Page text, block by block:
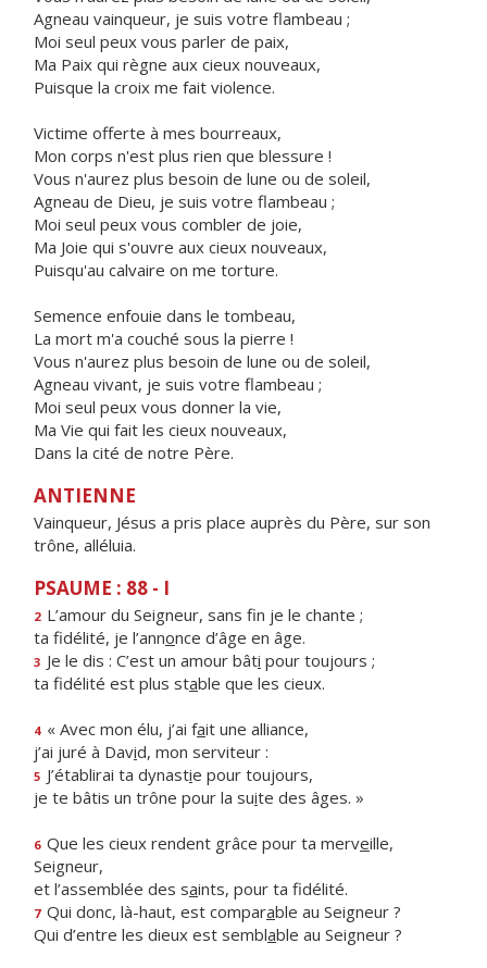
Agneau vainqueur, je suis votre flambeau ;
Moi seul peux vous parler de paix,
Ma Paix qui règne aux cieux nouveaux,
Puisque la croix me fait violence.
Victime offerte à mes bourreaux,
Mon corps n'est plus rien que blessure !
Vous n'aurez plus besoin de lune ou de soleil,
Agneau de Dieu, je suis votre flambeau ;
Moi seul peux vous combler de joie,
Ma Joie qui s'ouvre aux cieux nouveaux,
Puisqu'au calvaire on me torture.
Semence enfouie dans le tombeau,
La mort m'a couché sous la pierre !
Vous n'aurez plus besoin de lune ou de soleil,
Agneau vivant, je suis votre flambeau ;
Moi seul peux vous donner la vie,
Ma Vie qui fait les cieux nouveaux,
Dans la cité de notre Père.
ANTIENNE
Vainqueur, Jésus a pris place auprès du Père, sur son
trône, alléluia.
PSAUME : 88 - I
2 L’amour du Seigneur, sans fn je le chante ;
ta fidélité, je l’annonce d’âge en âge.
3 Je le dis : C’est un amour bâti pour toujours ;
ta fidélité est plus stable que les cieux.
4 « Avec mon élu, j’ai fait une alliance,
j’ai juré à David, mon serviteur :
5 J’établirai ta dynastie pour toujours,
je te bâtis un trône pour la suite des âges. »
6 Que les cieux rendent grâce pour ta merveille,
Seigneur,
et l’assemblée des saints, pour ta fidélité.
7 Qui donc, là-haut, est comparable au Seigneur ?
Qui d’entre les dieux est semblable au Seigneur ?